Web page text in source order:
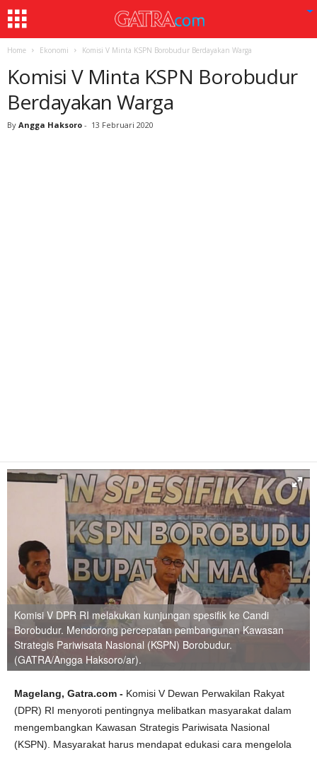
Home Ekonomi Komisi V Minta KSPN Borobudur Berdayakan Warga
Komisi V Minta KSPN Borobudur
Berdayakan Warga
By Angga Haksoro - 13 Februari 2020
Komisi V DPR RI melakukan kunjungan spesifik ke Candi
Borobudur. Mendorong percepatan pembangunan Kawasan
Strategis Pariwisata Nasional (KSPN) Borobudur.
(GATRA/Angga Haksoro/ar).
Magelang, Gatra.com - Komisi V Dewan Perwakilan Rakyat
(DPR) RI menyoroti pentingnya melibatkan masyarakat dalam
mengembangkan Kawasan Strategis Pariwisata Nasional
(KSPN). Masyarakat harus mendapat edukasi cara mengelola